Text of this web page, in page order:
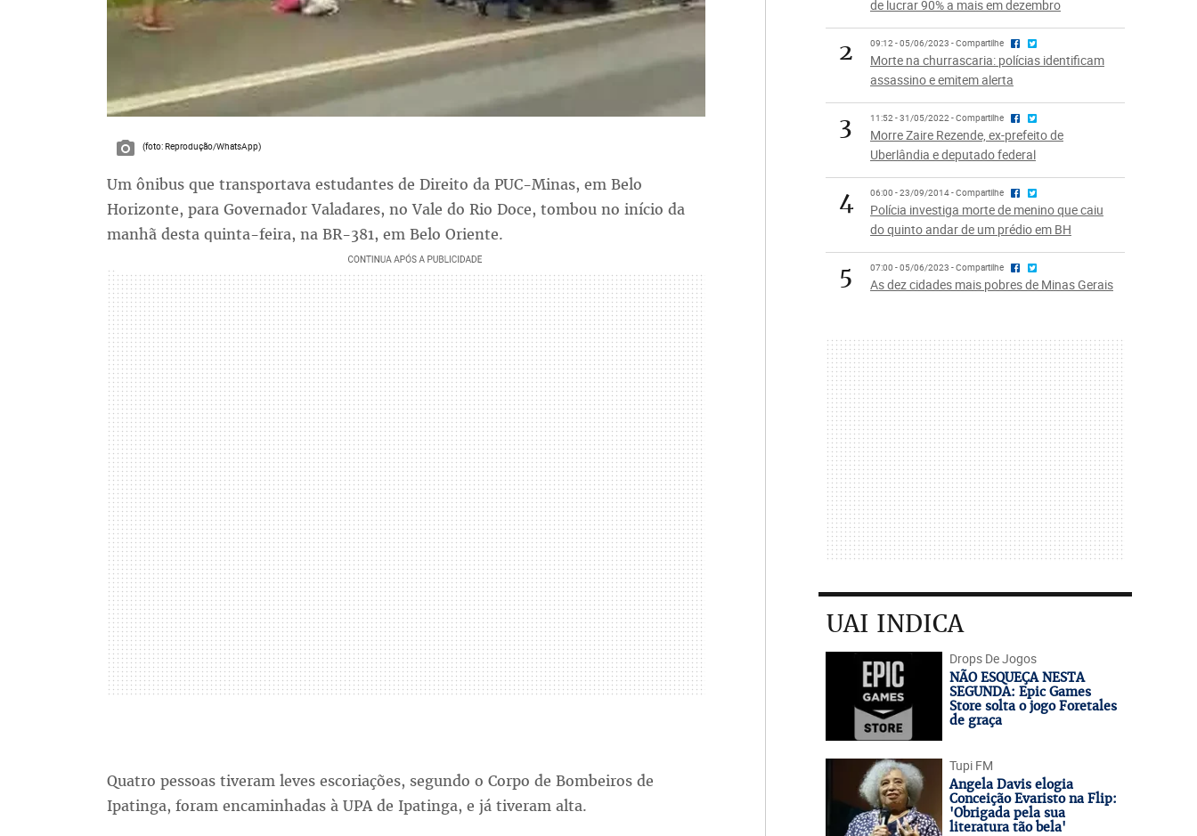
(foto: Reprodução/WhatsApp)
Um ônibus que transportava estudantes de Direito da PUC-Minas, em Belo
Horizonte, para Governador Valadares, no Vale do Rio Doce, tombou no início da
manhã desta quinta-feira, na BR-381, em Belo Oriente.
Quatro pessoas tiveram leves escoriações, segundo o Corpo de Bombeiros de
Ipatinga, foram encaminhadas à UPA de Ipatinga, e já tiveram alta.
de lucrar 90% a mais em dezembro
2 09:12 - 05/06/2023 - Compartilhe
Morte na churrascaria: polícias identificam
assassino e emitem alerta
3 11:52 - 31/05/2022 - Compartilhe
Morre Zaire Rezende, ex-prefeito de
Uberlândia e deputado federal
4 06:00 - 23/09/2014 - Compartilhe
Polícia investiga morte de menino que caiu
do quinto andar de um prédio em BH
5 07:00 - 05/06/2023 - Compartilhe
As dez cidades mais pobres de Minas Gerais
UAI INDICA
Drops De Jogos
NÃO ESQUEÇA NESTA
SEGUNDA: Epic Games
Store solta o jogo Foretales
de graça
Tupi FM
Angela Davis elogia
Conceição Evaristo na Flip:
'Obrigada pela sua
literatura tão bela'